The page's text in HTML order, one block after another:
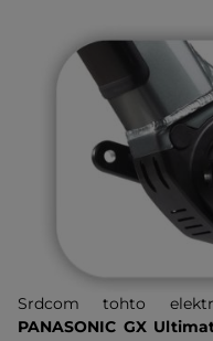
Srdcom tohto
PANASONIC GX